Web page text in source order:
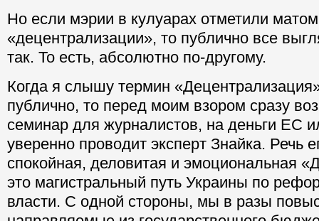
Но если мэрии в кулуарах отметили матом
«децентрализации», то публично все
так. То есть, абсолютно по-другому.
Когда я слышу термин
публично, то перед моим взором сразу
семинар для журналистов, на деньги ЕС
уверенно проводит эксперт Знайка. Речь
спокойная, деловитая и эмоциональная
это магистральный путь Украины по
власти. С одной стороны, мы в разы